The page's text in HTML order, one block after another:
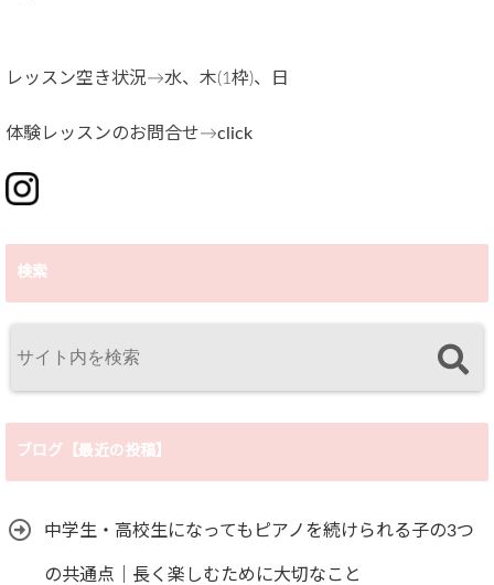
レッスン空き状況→水、木(1枠)、日
体験レッスンのお問合せ→click
検索
ブログ【最近の投稿】
中学生・高校生になってもピアノを続けられる子の3つ
の共通点｜長く楽しむために大切なこと